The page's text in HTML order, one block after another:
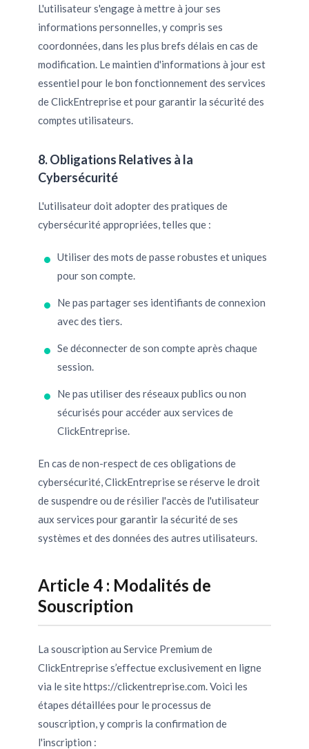
L'utilisateur s'engage à mettre à jour ses
informations personnelles, y compris ses
coordonnées, dans les plus brefs délais en cas de
modification. Le maintien d'informations à jour est
essentiel pour le bon fonctionnement des services
de ClickEntreprise et pour garantir la sécurité des
comptes utilisateurs.
8. Obligations Relatives à la
Cybersécurité
L'utilisateur doit adopter des pratiques de
cybersécurité appropriées, telles que :
Utiliser des mots de passe robustes et uniques
pour son compte.
Ne pas partager ses identifiants de connexion
avec des tiers.
Se déconnecter de son compte après chaque
session.
Ne pas utiliser des réseaux publics ou non
sécurisés pour accéder aux services de
ClickEntreprise.
En cas de non-respect de ces obligations de
cybersécurité, ClickEntreprise se réserve le droit
de suspendre ou de résilier l'accès de l'utilisateur
aux services pour garantir la sécurité de ses
systèmes et des données des autres utilisateurs.
Article 4 : Modalités de
Souscription
La souscription au Service Premium de
ClickEntreprise s’effectue exclusivement en ligne
via le site https://clickentreprise.com. Voici les
étapes détaillées pour le processus de
souscription, y compris la confirmation de
l'inscription :